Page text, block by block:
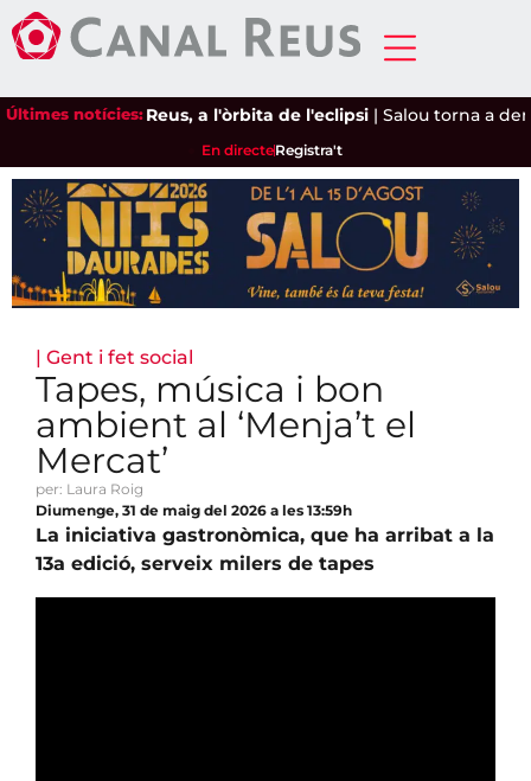
Últimes notícies:Reus, a l'òrbita de l'eclipsi|Salou torna a
En directeRegistra't
| Gent i fet social
Tapes, música i bon
ambient al ‘Menja’t el
Mercat’
per: Laura Roig
Diumenge, 31 de maig del 2026 a les 13:59h
La iniciativa gastronòmica, que ha arribat a la
13a edició, serveix milers de tapes